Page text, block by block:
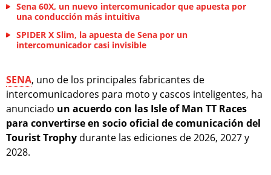
Sena 60X, un nuevo intercomunicador que apuesta por
una conducción más intuitiva
SPIDER X Slim, la apuesta de Sena por un
intercomunicador casi invisible
SENA, uno de los principales fabricantes de
intercomunicadores para moto y cascos inteligentes, ha
anunciado un acuerdo con las Isle of Man TT Races
para convertirse en socio oficial de comunicación del
Tourist Trophy durante las ediciones de 2026, 2027 y
2028.